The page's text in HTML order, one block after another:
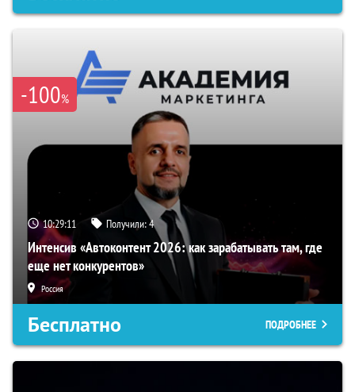
-100%
10:29:10 Получили:4
Интенсив «Автоконтент 2026: как зарабатывать там, где
еще нет конкурентов»
Россия
Бесплатно ПОДРОБНЕЕ